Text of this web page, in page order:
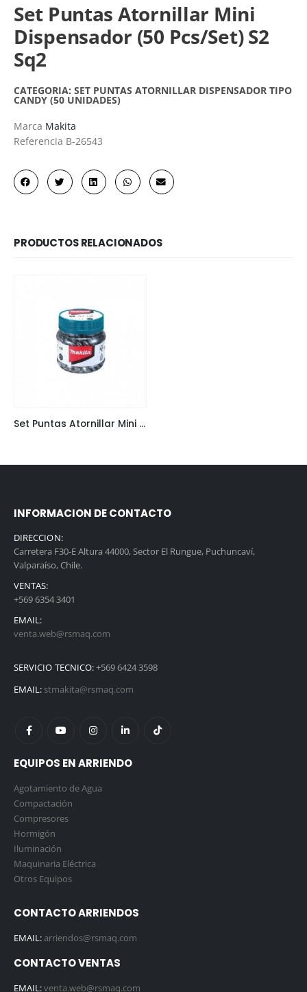
Set Puntas Atornillar Mini
Dispensador (50 Pcs/Set) S2
Sq2
CATEGORIA: SET PUNTAS ATORNILLAR DISPENSADOR TIPO
CANDY (50 UNIDADES)
Marca Makita
Referencia B-26543
PRODUCTOS RELACIONADOS
Set Puntas Atornillar Mini Dispensador (50 Pcs/Set) S2 Ph2
INFORMACION DE CONTACTO
DIRECCION:
Carretera F30-E Altura 44000, Sector El Rungue, Puchuncaví,
Valparaíso, Chile.
VENTAS:
+569 6354 3401
EMAIL:
venta.web@rsmaq.com
SERVICIO TECNICO:+569 6424 3598
EMAIL: stmakita@rsmaq.com
EQUIPOS EN ARRIENDO
Agotamiento de Agua
Compactación
Compresores
Hormigón
Iluminación
Maquinaria Eléctrica
Otros Equipos
CONTACTO ARRIENDOS
EMAIL:arriendos@rsmaq.com
CONTACTO VENTAS
EMAIL:venta.web@rsmaq.com